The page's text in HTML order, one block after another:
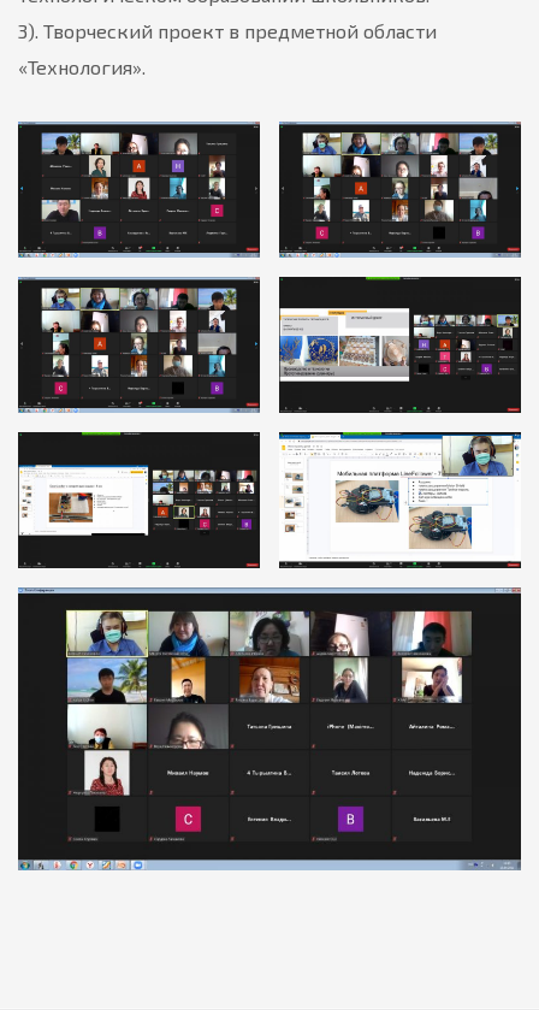
3). Творческий проект в предметной области
«Технология».